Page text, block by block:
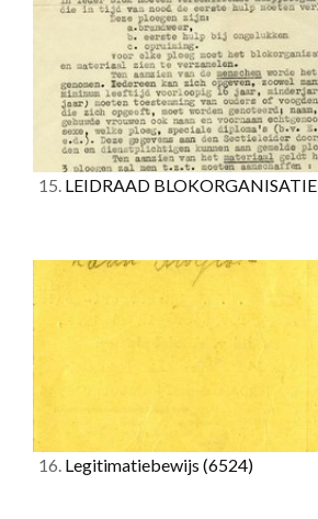
15. LEIDRAAD BLOKORGANISATIE
16. Legitimatiebewijs (6524)